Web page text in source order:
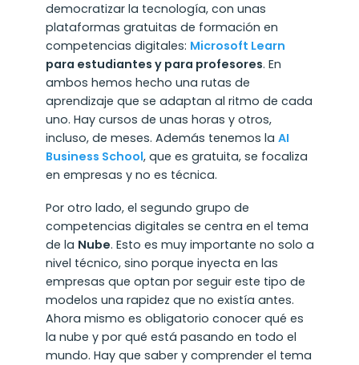
democratizar la tecnología, con unas
plataformas gratuitas de formación en
competencias digitales: Microsoft Learn
para estudiantes y para profesores. En
ambos hemos hecho una rutas de
aprendizaje que se adaptan al ritmo de cada
uno. Hay cursos de unas horas y otros,
incluso, de meses. Además tenemos la AI
Business School, que es gratuita, se focaliza
en empresas y no es técnica.
Por otro lado, el segundo grupo de
competencias digitales se centra en el tema
de la Nube. Esto es muy importante no solo a
nivel técnico, sino porque inyecta en las
empresas que optan por seguir este tipo de
modelos una rapidez que no existía antes.
Ahora mismo es obligatorio conocer qué es
la nube y por qué está pasando en todo el
mundo. Hay que saber y comprender el tema